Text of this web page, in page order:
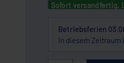
Sofort versandfertig,
Betriebsferien
In diesem Zeitraum